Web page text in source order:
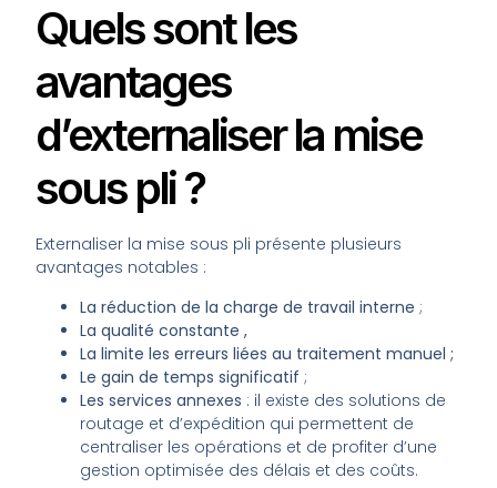
Quels sont les
avantages
d’externaliser la mise
sous pli ?
Externaliser la mise sous pli présente plusieurs
avantages notables :
La réduction de la charge de travail interne;
La qualité constante ,
La limite les erreurs liées au traitement manuel ;
Le gain de temps significatif;
Les services annexes : il existe des solutions de
routage et d’expédition qui permettent de
centraliser les opérations et de profiter d’une
gestion optimisée des délais et des coûts.